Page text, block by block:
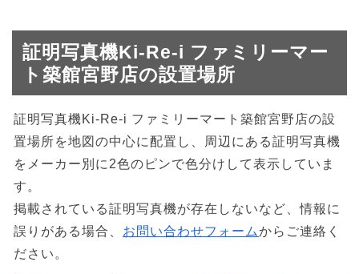
証明写真機Ki-Re-i ファミリーマー
ト築館宮野店の設置場所
証明写真機Ki-Re-i ファミリーマート築館宮野店の設
置場所を地図の中心に配置し、周辺にある証明写真機
をメーカー別に2色のピンで色分けして表示していま
す。
掲載されている証明写真機が存在しないなど、情報に
誤りがある場合、 お問い合わせフォームからご連絡く
ださい。